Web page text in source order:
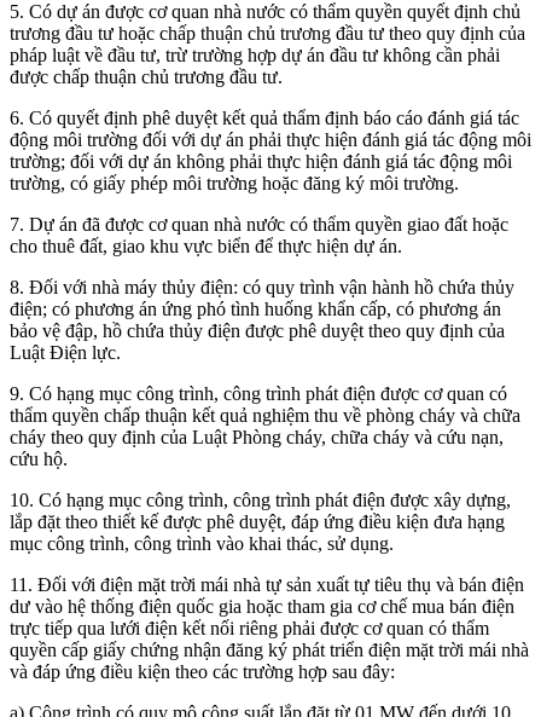
5. Có dự án được cơ quan nhà nước có thẩm quyền quyết định chủ
trương đầu tư hoặc chấp thuận chủ trương đầu tư theo quy định của
pháp luật về đầu tư, trừ trường hợp dự án đầu tư không cần phải
được chấp thuận chủ trương đầu tư.
6. Có quyết định phê duyệt kết quả thẩm định báo cáo đánh giá tác
động môi trường đối với dự án phải thực hiện đánh giá tác động môi
trường; đối với dự án không phải thực hiện đánh giá tác động môi
trường, có giấy phép môi trường hoặc đăng ký môi trường.
7. Dự án đã được cơ quan nhà nước có thẩm quyền giao đất hoặc
cho thuê đất, giao khu vực biển để thực hiện dự án.
8. Đối với nhà máy thủy điện: có quy trình vận hành hồ chứa thủy
điện; có phương án ứng phó tình huống khẩn cấp, có phương án
bảo vệ đập, hồ chứa thủy điện được phê duyệt theo quy định của
Luật Điện lực.
9. Có hạng mục công trình, công trình phát điện được cơ quan có
thẩm quyền chấp thuận kết quả nghiệm thu về phòng cháy và chữa
cháy theo quy định của Luật Phòng cháy, chữa cháy và cứu nạn,
cứu hộ.
10. Có hạng mục công trình, công trình phát điện được xây dựng,
lắp đặt theo thiết kế được phê duyệt, đáp ứng điều kiện đưa hạng
mục công trình, công trình vào khai thác, sử dụng.
11. Đối với điện mặt trời mái nhà tự sản xuất tự tiêu thụ và bán điện
dư vào hệ thống điện quốc gia hoặc tham gia cơ chế mua bán điện
trực tiếp qua lưới điện kết nối riêng phải được cơ quan có thẩm
quyền cấp giấy chứng nhận đăng ký phát triển điện mặt trời mái nhà
và đáp ứng điều kiện theo các trường hợp sau đây: